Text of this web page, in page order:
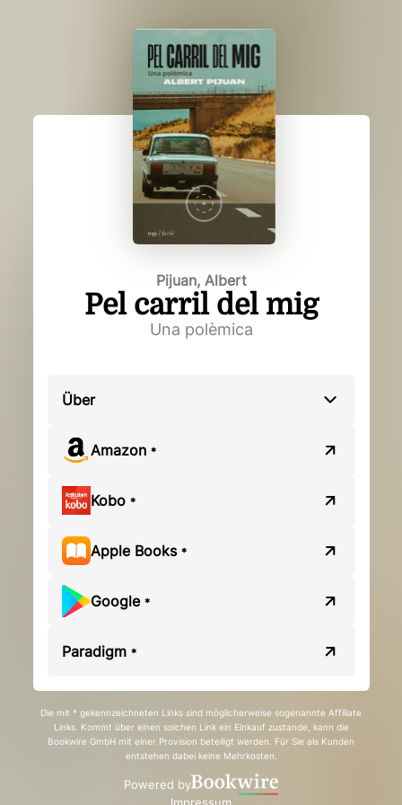
Pijuan, Albert
Pel carril del mig
Una polèmica
Über
Amazon *
Kobo *
Apple Books *
Google *
Paradigm *
Die mit * gekennzeichneten Links sind möglicherweise sogenannte Affiliate
Links. Kommt über einen solchen Link ein Einkauf zustande, kann die
Bookwire GmbH mit einer Provision beteiligt werden. Für Sie als Kunden
entstehen dabei keine Mehrkosten.
Powered by